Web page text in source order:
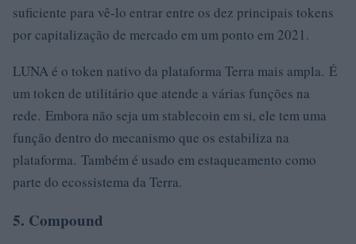
suficiente para vê-lo entrar entre os dez principais tokens
por capitalização de mercado em um ponto em 2021.
LUNA é o token nativo da plataforma Terra mais ampla. É
um token de utilitário que atende a várias funções na
rede. Embora não seja um stablecoin em si, ele tem uma
função dentro do mecanismo que os estabiliza na
plataforma. Também é usado em estaqueamento como
parte do ecossistema da Terra.
5. Compound